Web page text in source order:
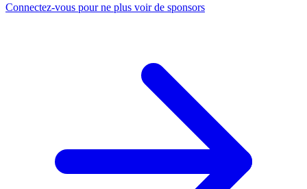
Connectez-vous pour ne plus voir de sponsors